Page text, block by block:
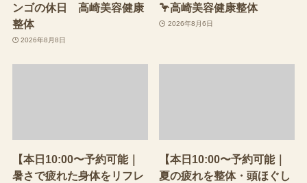
ンゴの休日 高崎美容健康
整体
2026年8月8日
🦩高崎美容健康整体
2026年8月6日
【本日10:00〜予約可能｜
暑さで疲れた身体をリフレ
【本日10:00〜予約可能｜
夏の疲れを整体・頭ほぐし